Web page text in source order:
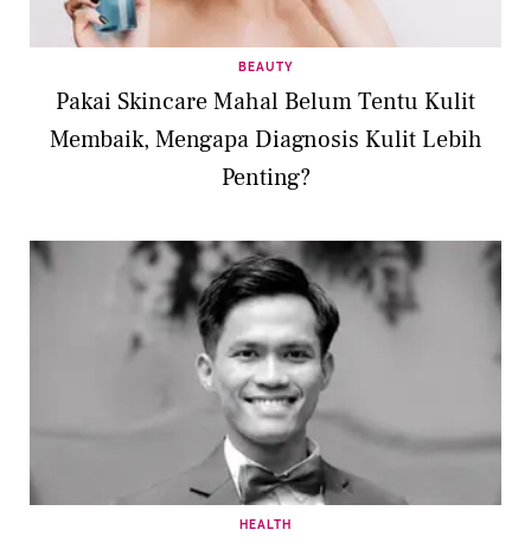
BEAUTY
Pakai Skincare Mahal Belum Tentu Kulit
Membaik, Mengapa Diagnosis Kulit Lebih
Penting?
HEALTH